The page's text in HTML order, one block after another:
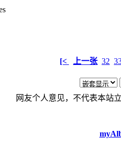
[< 上一张 32
网友个人意见，不代表本站